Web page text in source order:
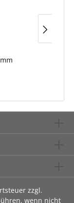
zzgl.
wenn nicht